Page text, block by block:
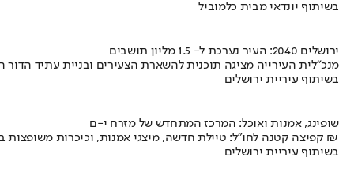
בשיתוף יונדאי מבית כלמוביל
ירושלים 2040: העיר נערכת ל- 1.5 מליון תושבים
מנכ"לית העירייה מציגה תוכנית להשארת הצעירים ובניית עתיד הדור
בשיתוף עיריית ירושלים
שופינג, אמנות ואוכל: המרכז המתחדש של מזרח י-ם
קפיצה קטנה לחו"ל: טיילת חדשה, מיצגי אמנות, וכיכרות משופצות בהשקעה של 100 מיליון ₪
בשיתוף עיריית ירושלים